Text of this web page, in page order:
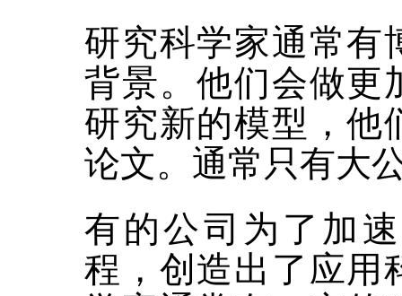
研究科学家通常有
背景。他们会做更
研究新的模型，他
论文。通常只有大
有的公司为了加
程，创造出了应用